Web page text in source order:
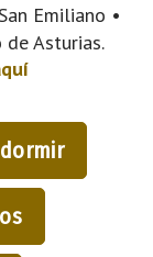
Emiliano •
de Asturias.